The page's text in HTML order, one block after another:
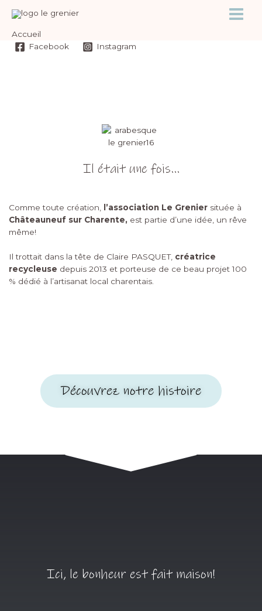
Accueil
Facebook
Instagram
Il était une fois...
Comme toute création, l’association Le Grenier située à
Châteauneuf sur Charente, est partie d’une idée, un rêve
même!
Il trottait dans la tête de Claire PASQUET, créatrice
recycleuse depuis 2013 et porteuse de ce beau projet 100
% dédié à l’artisanat local charentais.
Découvrez notre histoire
Ici, le bonheur est fait maison!